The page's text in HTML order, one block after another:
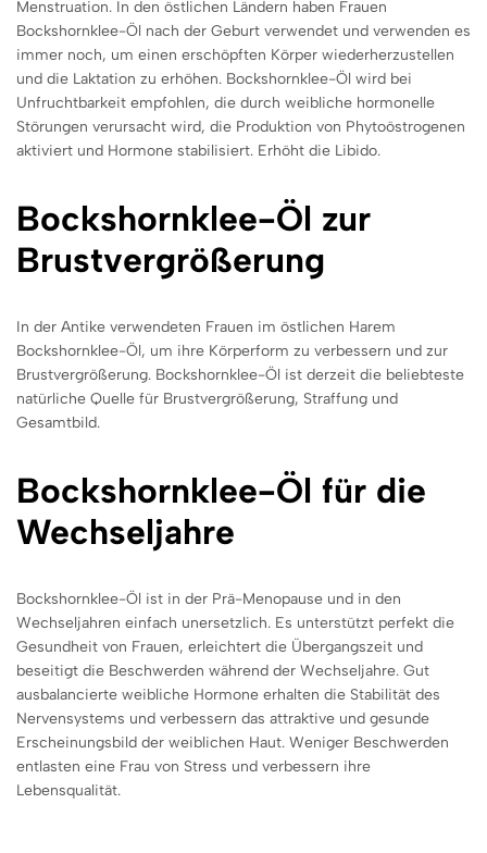
Menstruation. In den östlichen Ländern haben Frauen
Bockshornklee-Öl nach der Geburt verwendet und verwenden es
immer noch, um einen erschöpften Körper wiederherzustellen
und die Laktation zu erhöhen. Bockshornklee-Öl wird bei
Unfruchtbarkeit empfohlen, die durch weibliche hormonelle
Störungen verursacht wird, die Produktion von Phytoöstrogenen
aktiviert und Hormone stabilisiert. Erhöht die Libido.
Bockshornklee-Öl zur
Brustvergrößerung
In der Antike verwendeten Frauen im östlichen Harem
Bockshornklee-Öl, um ihre Körperform zu verbessern und zur
Brustvergrößerung. Bockshornklee-Öl ist derzeit die beliebteste
natürliche Quelle für Brustvergrößerung, Straffung und
Gesamtbild.
Bockshornklee-Öl für die
Wechseljahre
Bockshornklee-Öl ist in der Prä-Menopause und in den
Wechseljahren einfach unersetzlich. Es unterstützt perfekt die
Gesundheit von Frauen, erleichtert die Übergangszeit und
beseitigt die Beschwerden während der Wechseljahre. Gut
ausbalancierte weibliche Hormone erhalten die Stabilität des
Nervensystems und verbessern das attraktive und gesunde
Erscheinungsbild der weiblichen Haut. Weniger Beschwerden
entlasten eine Frau von Stress und verbessern ihre
Lebensqualität.